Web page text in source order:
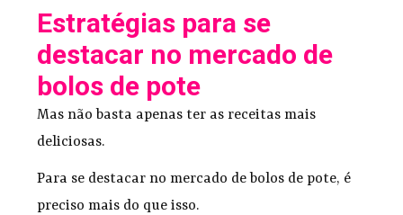
Estratégias para se
destacar no mercado de
bolos de pote
Mas não basta apenas ter as receitas mais
deliciosas.
Para se destacar no mercado de bolos de pote, é
preciso mais do que isso.